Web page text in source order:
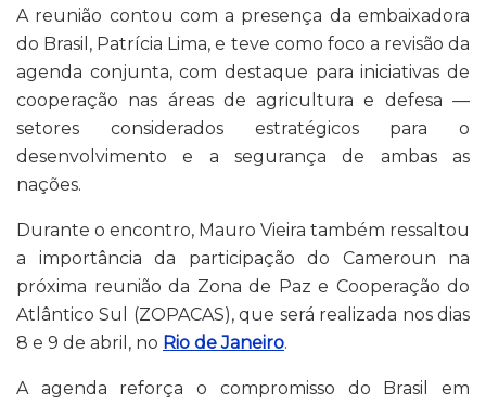
A reunião contou com a presença da embaixadora
do Brasil, Patrícia Lima, e teve como foco a revisão da
agenda conjunta, com destaque para iniciativas de
cooperação nas áreas de agricultura e defesa —
setores considerados estratégicos para o
desenvolvimento e a segurança de ambas as
nações.
Durante o encontro, Mauro Vieira também ressaltou
a importância da participação do Cameroun na
próxima reunião da Zona de Paz e Cooperação do
Atlântico Sul
(ZOPACAS), que será realizada nos dias
8 e 9 de abril, no Rio de Janeiro.
A agenda reforça o compromisso do Brasil em